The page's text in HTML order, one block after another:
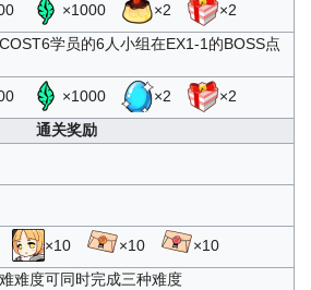
×1000 ×2 ×2
学员的6人小组在EX1-1的BOSS点
×1000 ×2
×2
通关奖励
×10 ×10
×10
难度可同时完成三种难度